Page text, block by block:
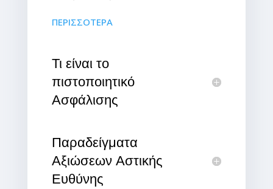
ΠΕΡΙΣΣΟΤΕΡΑ
Τι είναι το
πιστοποιητικό
Ασφάλισης
Παραδείγματα
Αξιώσεων Αστικής
Ευθύνης